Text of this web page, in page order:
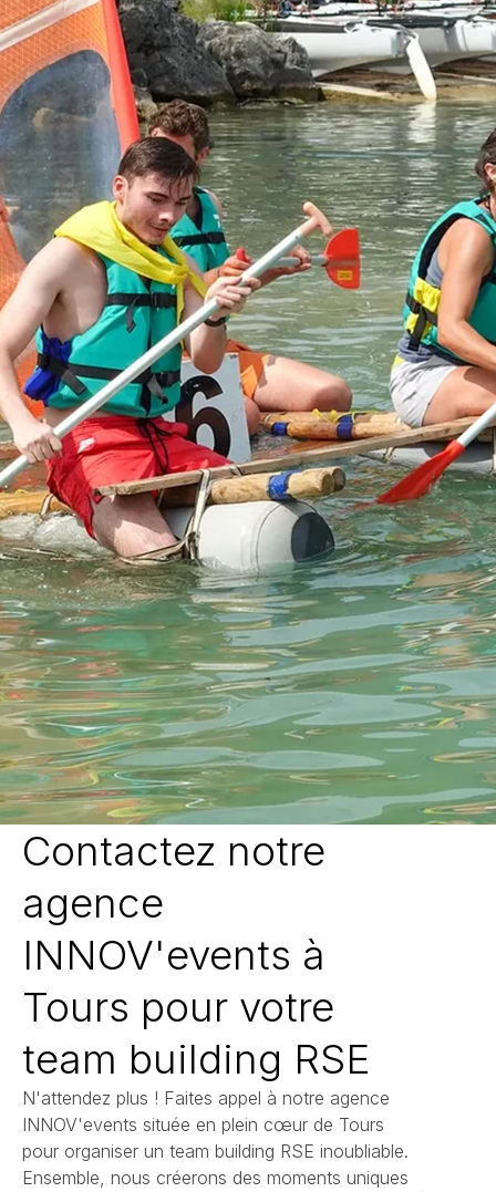
Contactez notre
agence
INNOV'events à
Tours pour votre
team building RSE
N'attendez plus ! Faites appel à notre agence
INNOV'events située en plein cœur de Tours
pour organiser un team building RSE inoubliable.
Ensemble, nous créerons des moments uniques